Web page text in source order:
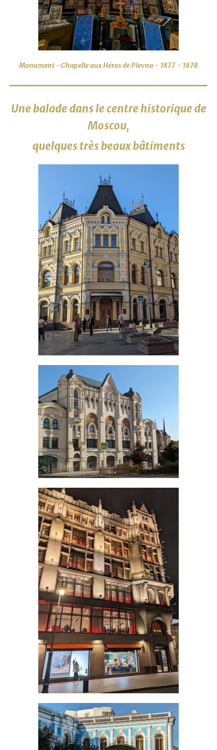
Monument -Сhapelle aux Héros de Plevna - 1877 - 1878
Une balade dans le centre historique de
Moscou,
quelques très beaux bâtiments